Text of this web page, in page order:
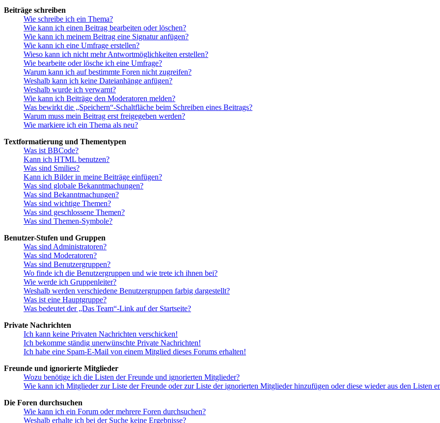
Beiträge schreiben
Wie schreibe ich ein Thema?
Wie kann ich einen Beitrag bearbeiten oder löschen?
Wie kann ich meinem Beitrag eine Signatur anfügen?
Wie kann ich eine Umfrage erstellen?
Wieso kann ich nicht mehr Antwortmöglichkeiten erstellen?
Wie bearbeite oder lösche ich eine Umfrage?
Warum kann ich auf bestimmte Foren nicht zugreifen?
Weshalb kann ich keine Dateianhänge anfügen?
Weshalb wurde ich verwarnt?
Wie kann ich Beiträge den Moderatoren melden?
Was bewirkt die „Speichern“-Schaltfläche beim Schreiben eines Beitrags?
Warum muss mein Beitrag erst freigegeben werden?
Wie markiere ich ein Thema als neu?
Textformatierung und Thementypen
Was ist BBCode?
Kann ich HTML benutzen?
Was sind Smilies?
Kann ich Bilder in meine Beiträge einfügen?
Was sind globale Bekanntmachungen?
Was sind Bekanntmachungen?
Was sind wichtige Themen?
Was sind geschlossene Themen?
Was sind Themen-Symbole?
Benutzer-Stufen und Gruppen
Was sind Administratoren?
Was sind Moderatoren?
Was sind Benutzergruppen?
Wo finde ich die Benutzergruppen und wie trete ich ihnen bei?
Wie werde ich Gruppenleiter?
Weshalb werden verschiedene Benutzergruppen farbig dargestellt?
Was ist eine Hauptgruppe?
Was bedeutet der „Das Team“-Link auf der Startseite?
Private Nachrichten
Ich kann keine Privaten Nachrichten verschicken!
Ich bekomme ständig unerwünschte Private Nachrichten!
Ich habe eine Spam-E-Mail von einem Mitglied dieses Forums erhalten!
Freunde und ignorierte Mitglieder
Wozu benötige ich die Listen der Freunde und ignorierten Mitglieder?
Wie kann ich Mitglieder zur Liste der Freunde oder zur Liste der ignorierten Mitglieder hinzufügen oder diese wieder aus den Listen
Die Foren durchsuchen
Wie kann ich ein Forum oder mehrere Foren durchsuchen?
Weshalb erhalte ich bei der Suche keine Ergebnisse?